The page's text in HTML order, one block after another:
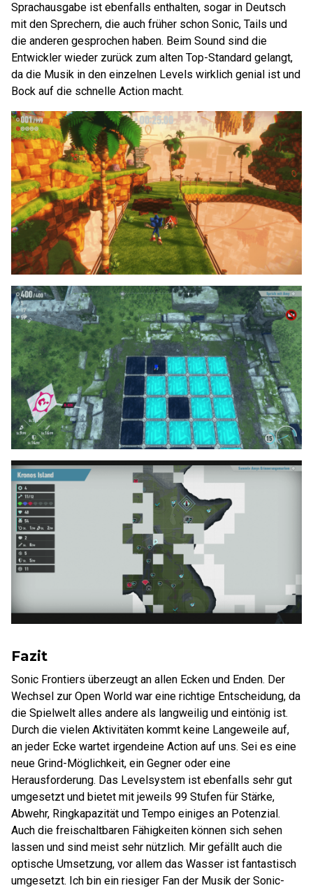
Sprachausgabe ist ebenfalls enthalten, sogar in Deutsch
mit den Sprechern, die auch früher schon Sonic, Tails und
die anderen gesprochen haben. Beim Sound sind die
Entwickler wieder zurück zum alten Top-Standard gelangt,
da die Musik in den einzelnen Levels wirklich genial ist und
Bock auf die schnelle Action macht.
Fazit
Sonic Frontiers überzeugt an allen Ecken und Enden. Der
Wechsel zur Open World war eine richtige Entscheidung, da
die Spielwelt alles andere als langweilig und eintönig ist.
Durch die vielen Aktivitäten kommt keine Langeweile auf,
an jeder Ecke wartet irgendeine Action auf uns. Sei es eine
neue Grind-Möglichkeit, ein Gegner oder eine
Herausforderung. Das Levelsystem ist ebenfalls sehr gut
umgesetzt und bietet mit jeweils 99 Stufen für Stärke,
Abwehr, Ringkapazität und Tempo einiges an Potenzial.
Auch die freischaltbaren Fähigkeiten können sich sehen
lassen und sind meist sehr nützlich. Mir gefällt auch die
optische Umsetzung, vor allem das Wasser ist fantastisch
umgesetzt. Ich bin ein riesiger Fan der Musik der Sonic-